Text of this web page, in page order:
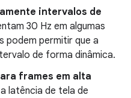
intervalos de
30 Hz em algumas
podem permitir que a
de forma dinâmica.
frames em alta
latência de tela de